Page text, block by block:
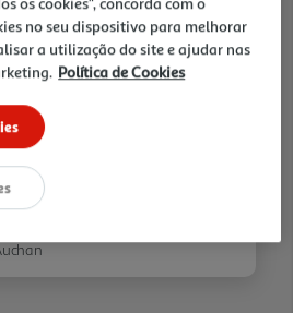
Folhetos
no seu dispositivo para melhorar
a utilização do site e ajudar nas
Política de Cookies